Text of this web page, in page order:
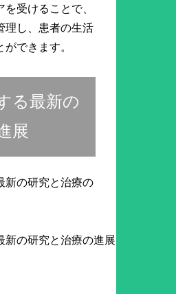
受けることで、
理し、患者の生活
できます。
る最新の
展